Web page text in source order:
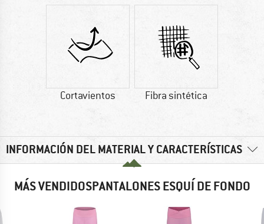
Cortavientos Fibra sintética
INFORMACIÓN DEL MATERIAL Y CARACTERÍSTICAS
MÁS VENDIDOSPANTALONES ESQUÍ DE FONDO